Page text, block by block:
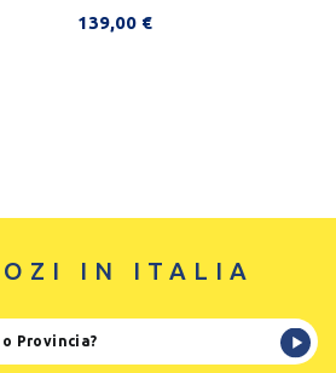
139,00 €
IN ITALIA